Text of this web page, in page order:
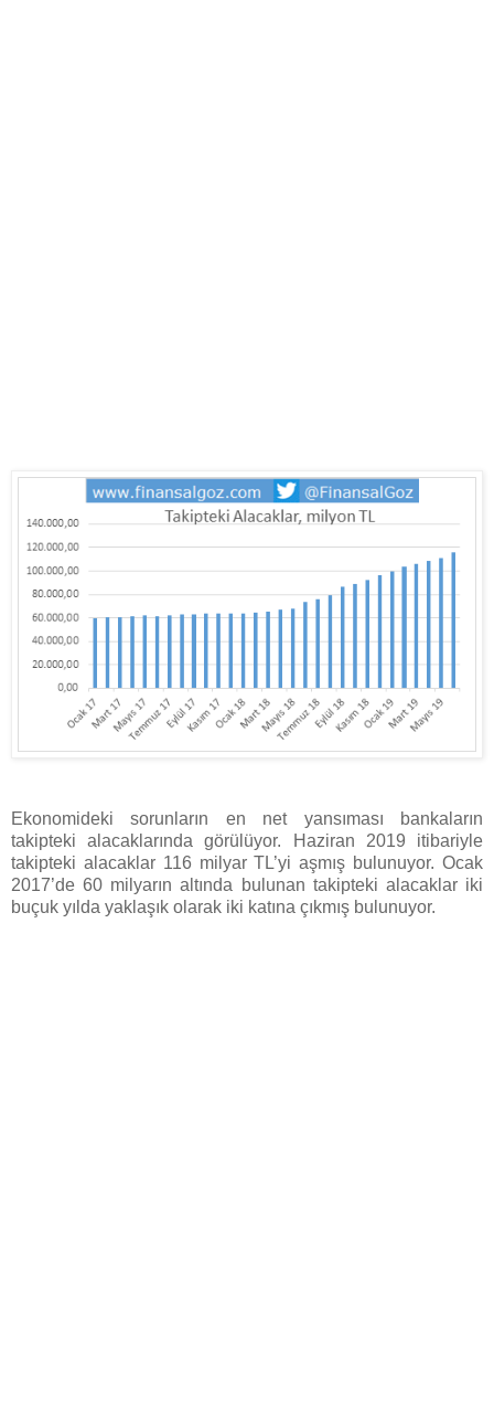
Ekonomideki sorunların en net yansıması bankaların
takipteki alacaklarında görülüyor. Haziran 2019 itibariyle
takipteki alacaklar 116 milyar TL’yi aşmış bulunuyor. Ocak
2017’de 60 milyarın altında bulunan takipteki alacaklar iki
buçuk yılda yaklaşık olarak iki katına çıkmış bulunuyor.